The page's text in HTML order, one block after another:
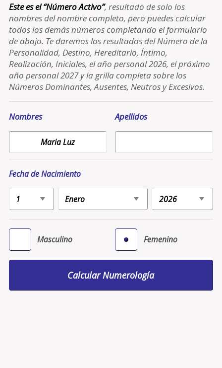
Este es el “Número Activo”, resultado de solo los
nombres del nombre completo, pero puedes calcular
todos los demás números completando el formulario
de abajo. Te daremos los resultados del Número de la
Personalidad, Destino, Hereditario, Íntimo,
Realización, Iniciales, el año personal 2026, el próximo
año personal 2027 y la grilla completa sobre los
Números Dominantes, Ausentes, Neutros y Excesivos.
Nombres Apellidos
Fecha de Nacimiento
Masculino Femenino